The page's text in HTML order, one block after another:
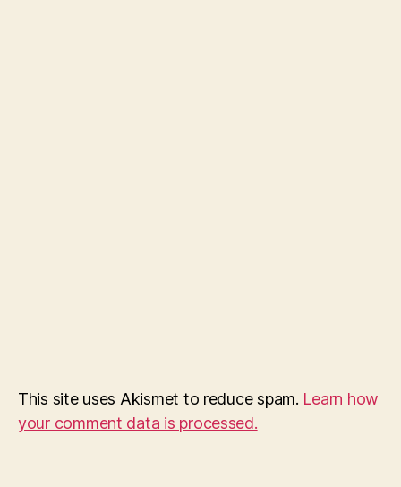
This site uses Akismet to reduce spam. Learn how
your comment data is processed.